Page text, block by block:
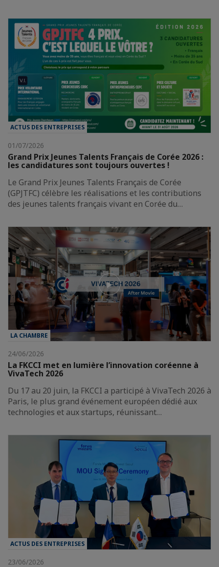
ACTUS DES ENTREPRISES
01/07/2026
Grand Prix Jeunes Talents Français de Corée 2026 :
les candidatures sont toujours ouvertes !
Le Grand Prix Jeunes Talents Français de Corée
(GPJTFC) célèbre les réalisations et les contributions
des jeunes talents français vivant en Corée du…
LA CHAMBRE
24/06/2026
La FKCCI met en lumière l’innovation coréenne à
VivaTech 2026
Du 17 au 20 juin, la FKCCI a participé à VivaTech 2026 à
Paris, le plus grand événement européen dédié aux
technologies et aux startups, réunissant…
ACTUS DES ENTREPRISES
23/06/2026